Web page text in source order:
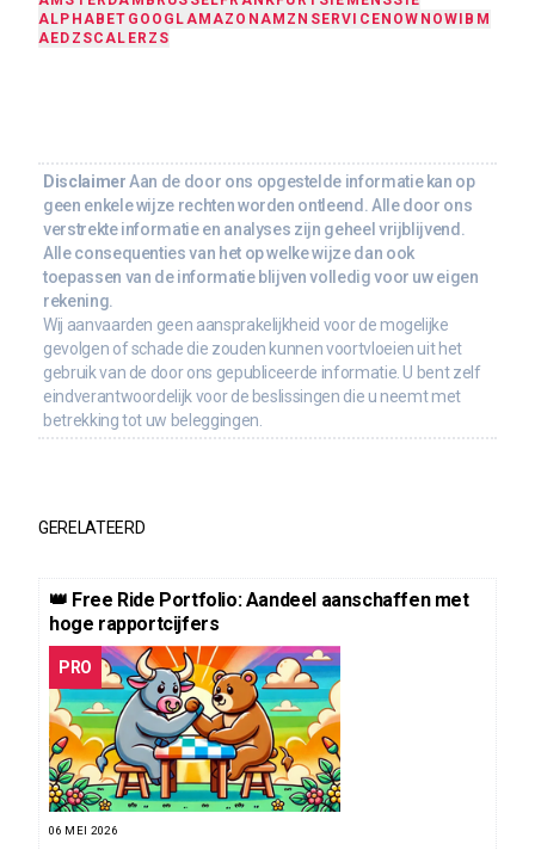
ALPHABET GOOGL AMAZON AMZN SERVICENOW NOWIBM
AED ZSCALER ZS
Disclaimer Aan de door ons opgestelde informatie kan op
geen enkele wijze rechten worden ontleend. Alle door ons
verstrekte informatie en analyses zijn geheel vrijblijvend.
Alle consequenties van het op welke wijze dan ook
toepassen van de informatie blijven volledig voor uw eigen
rekening.
Wij aanvaarden geen aansprakelijkheid voor de mogelijke
gevolgen of schade die zouden kunnen voortvloeien uit het
gebruik van de door ons gepubliceerde informatie. U bent zelf
eindverantwoordelijk voor de beslissingen die u neemt met
betrekking tot uw beleggingen.
GERELATEERD
👑 Free Ride Portfolio: Aandeel aanschaffen met
hoge rapportcijfers
PRO
06 MEI 2026